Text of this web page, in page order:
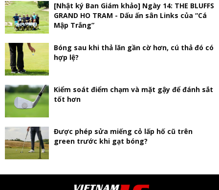
[Nhật ký Ban Giám khảo] Ngày 14: THE BLUFFS
GRAND HO TRAM - Dấu ấn sân Links của “Cá
Mập Trắng”
Bóng sau khi thả lăn gần cờ hơn, cú thả đó có
hợp lệ?
Kiểm soát điểm chạm và mặt gậy để đánh sắt
tốt hơn
Được phép sửa miếng cỏ lấp hố cũ trên
green trước khi gạt bóng?